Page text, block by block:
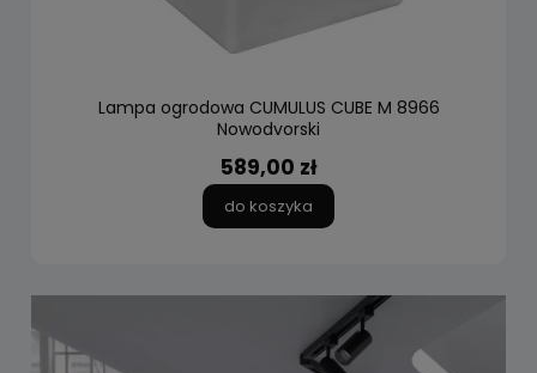
Lampa ogrodowa CUMULUS CUBE M 8966
Nowodvorski
589,00 zł
do koszyka